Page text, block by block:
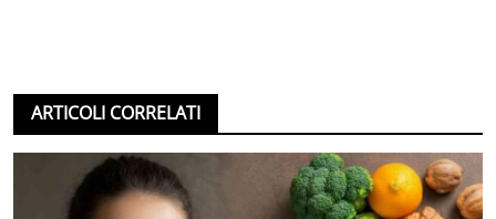
ARTICOLI CORRELATI